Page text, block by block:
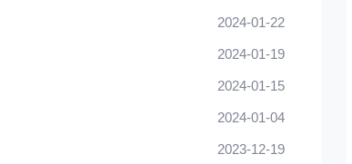
2024-01-22
2024-01-19
2024-01-15
2024-01-04
2023-12-19